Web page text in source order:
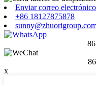
Enviar correo electrónico
+86 18127875878
x